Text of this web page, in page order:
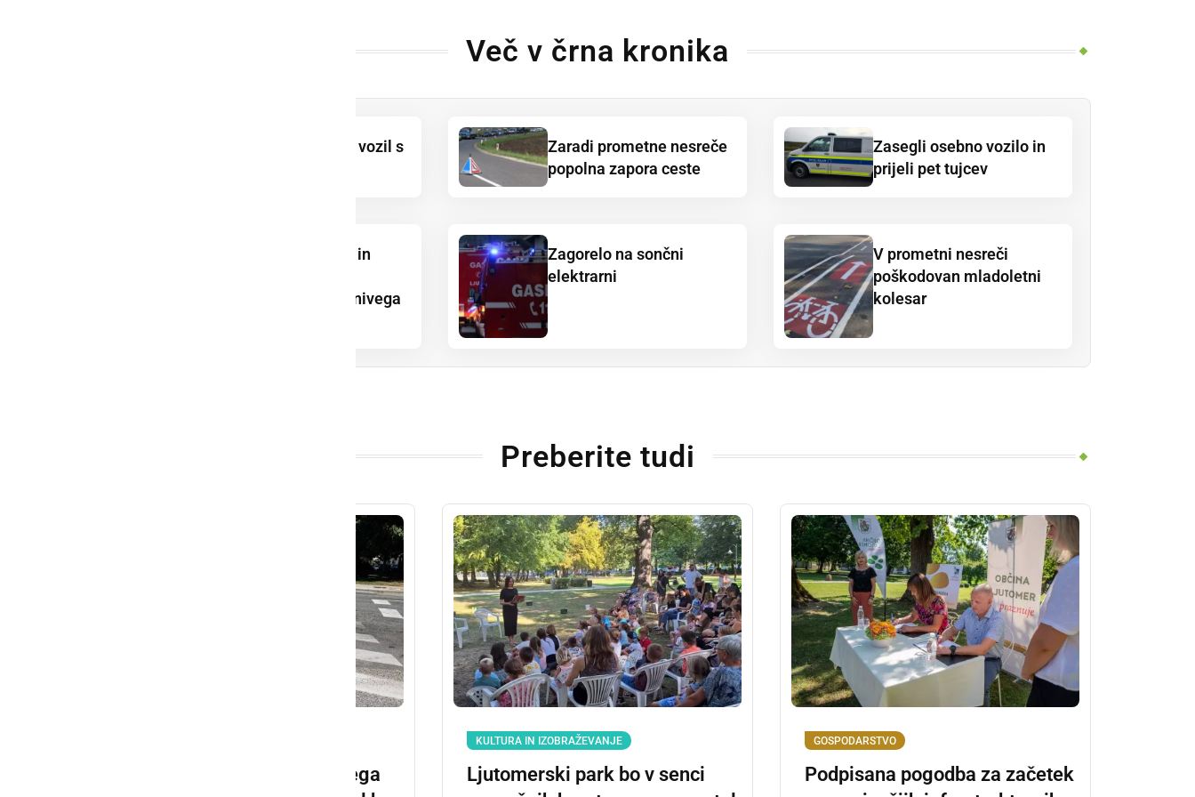
Več v črna kronika
Namesto 80 km/h, vozil s
Zaradi prometne nesreče
popolna zapora ceste
Zasegli osebno vozilo in
prijeli pet tujcev
Onesnaženje vode in
preiskuje sum kaznivega
Zagorelo na sončni
elektrarni
V prometni nesreči
poškodovan mladoletni
kolesar
Preberite tudi
Pričela se bo gradnja novega
KULTURA IN IZOBRAŽEVANJE
Ljutomerski park bo v senci
GOSPODARSTVO
Podpisana pogodba za začetek